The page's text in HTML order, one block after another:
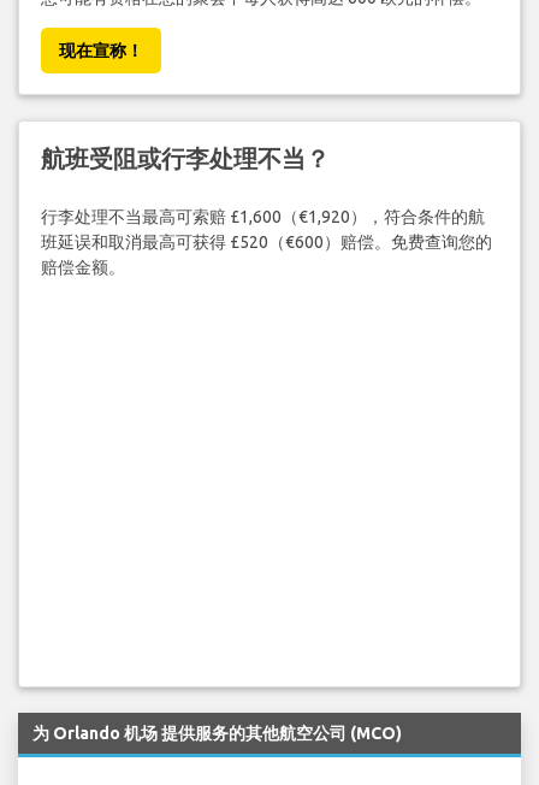
现在宣称！
航班受阻或行李处理不当？
行李处理不当最高可索赔 £1,600（€1,920），符合条件的航
班延误和取消最高可获得 £520（€600）赔偿。免费查询您的
赔偿金额。
为 Orlando 机场 提供服务的其他航空公司 (MCO)